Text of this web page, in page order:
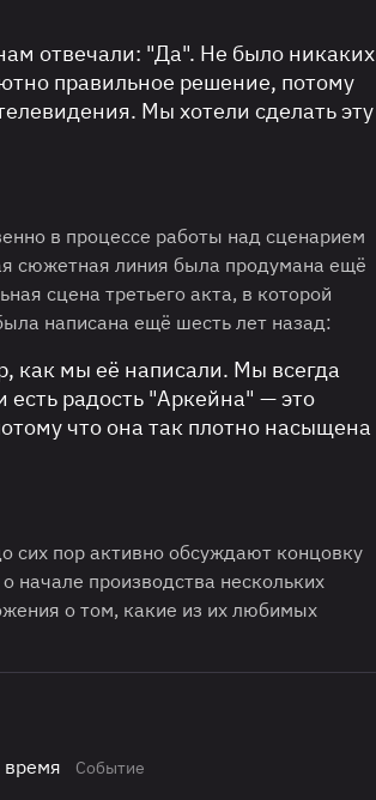
отвечали: "Да". Не было никаких
правильное решение, потому
Мы хотели сделать эту
в процессе работы над сценарием
сюжетная линия была продумана ещё
сцена третьего акта, в которой
написана ещё шесть лет назад:
как мы её написали. Мы всегда
радость "Аркейна" — это
что она так плотно насыщена
пор активно обсуждают концовку
начале производства нескольких
о том, какие из их любимых
Событие